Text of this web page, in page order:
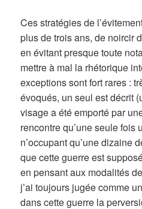
Ces stratégies de
plus de trois ans, de noircir
en évitant presque toute
mettre à mal la rhétorique
exceptions sont fort rares :
évoqués, un seul est décrit
visage a été emporté par
rencontre qu’une seule fois
n’occupant qu’une dizaine
que cette guerre est
en pensant aux modalités
j’ai toujours jugée comme
dans cette guerre la